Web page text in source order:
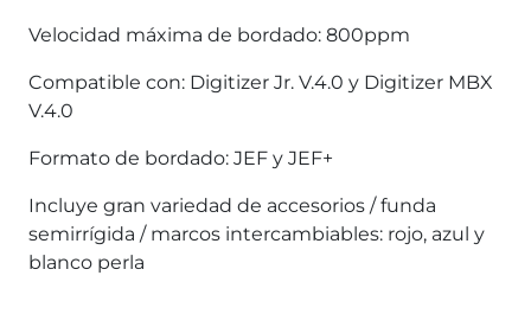
Velocidad máxima de bordado: 800ppm
Compatible con: Digitizer Jr. V.4.0 y Digitizer MBX
V.4.0
Formato de bordado: JEF y JEF+
Incluye gran variedad de accesorios / funda
semirrígida / marcos intercambiables: rojo, azul y
blanco perla